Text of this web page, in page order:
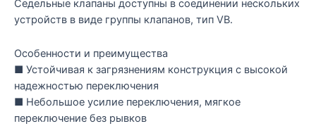
Седельные клапаны доступны в соединении нескольких
устройств в виде группы клапанов, тип VB.
Особенности и преимущества
■ Устойчивая к загрязнениям конструкция с высокой
надежностью переключения
■ Небольшое усилие переключения, мягкое
переключение без рывков